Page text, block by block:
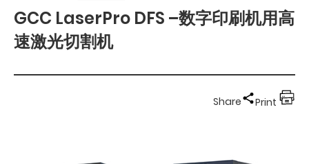
GCC LaserPro DFS –数字印刷机用高
速激光切割机
Share Print